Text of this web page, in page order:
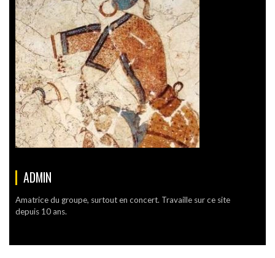
ADMIN
Amatrice du groupe, surtout en concert. Travaille sur ce site
depuis 10 ans.